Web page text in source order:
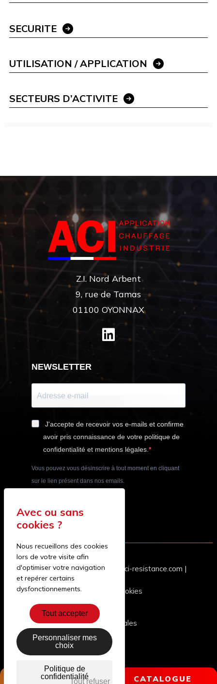
CATALOGUE
CATALOGUE
SECURITE
UTILISATION / APPLICATION
SECTEURS D’ACTIVITE
Z.I. Nord Arbent
9, rue de Tamas
01100 OYONNAX
NEWSLETTER
J'accepte de recevoir vos e-mails et confirme
avoir pris connaissance de votre politique de
confidentialité et mentions légales.
Vous pouvez vous désinscrire à tout moment en cliquant
sur le lien présent dans nos emails.
04 74 77 88 96|contact@aci-resistance.com |
Gestion des cookies
Mentions légales
Nous recueillons des cookies
lors de votre visite afin
d'optimiser votre navigation
et repérer certains
dysfonctionnements.
Tout accepter
Tout refuser
Personnaliser mes
choix
Politique de
confidentialité